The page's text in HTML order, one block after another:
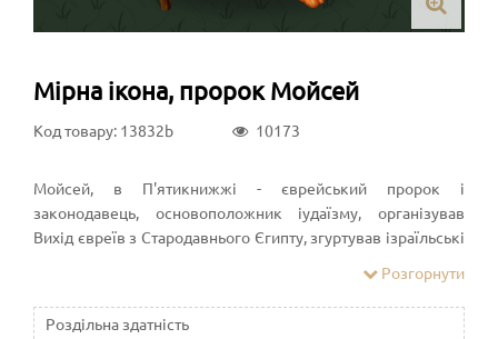
Мірна ікона, пророк Мойсей
Код товару: 13832b 10173
Мойсей, в П'ятикнижжі - єврейський пророк і
законодавець, основоположник іудаїзму, організував
Вихід євреїв з Стародавнього Єгипту, згуртував ізраїльські
Розгорнути
Роздільна здатність